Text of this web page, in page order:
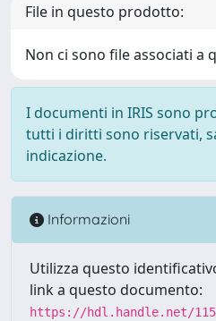
File in questo prodotto:
Non ci sono file associati a
I documenti in IRIS sono
tutti i diritti sono riservati,
indicazione.
Informazioni
Utilizza questo
link a questo documento:
https://hdl.handle.net/